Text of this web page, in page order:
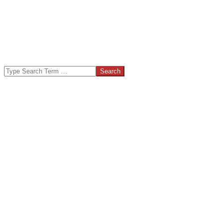
Search